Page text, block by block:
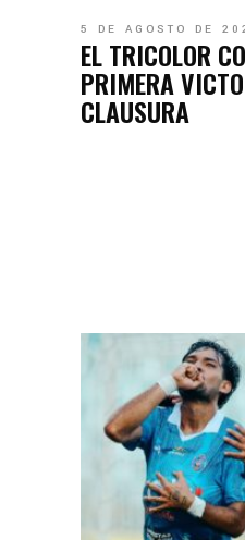
5 DE AGOSTO DE
EL TRICOLOR
PRIMERA
CLAUSURA